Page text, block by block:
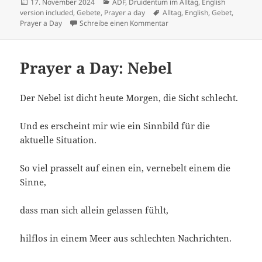
am
17. November 2024 ADF, Druidentum im Alltag, English
version included,Gebete, Prayer a day Schlagwörter
Alltag, English,Gebet,
Prayer a Day
Schreibe einen Kommentarzu Prayer a Day 2024: Auf
Prayer a Day: Nebel
Der Nebel ist dicht heute Morgen, die Sicht schlecht.
Und es erscheint mir wie ein Sinnbild für die
aktuelle Situation.
So viel prasselt auf einen ein, vernebelt einem die
Sinne,
dass man sich allein gelassen fühlt,
hilflos in einem Meer aus schlechten Nachrichten.